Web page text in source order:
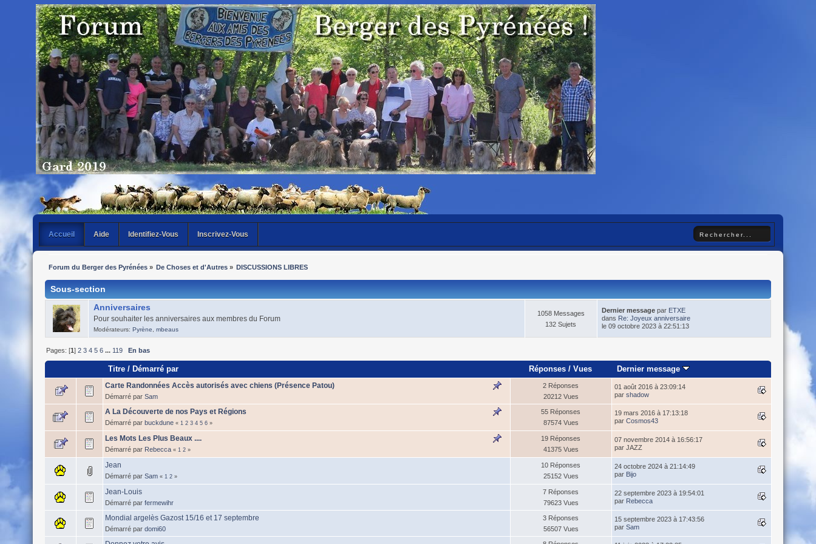
Accueil Aide Identifiez-Vous Inscrivez-Vous
Forum du Berger des Pyrénées» De Choses et d'Autres » DISCUSSIONS LIBRES
Sous-section
Anniversaires
Pour souhaiter les anniversaires aux membres du Forum
Modérateurs:Pyrène,mbeaus
1058 Messages
132 Sujets
Dernier message par ETXE
dans Re: Joyeux anniversaire
le 09 octobre 2023 à 22:51:13
Pages: [1] 2 3 4 5 6 ... 119 En bas
Titre/ Démarré par Réponses /Vues Dernier message
Carte Randonnées Accès autorisés avec chiens (Présence Patou)
Démarré par Sam
2 Réponses
20212 Vues
01 août 2016 à 23:09:14
par shadow
A La Découverte de nos Pays et Régions
Démarré par buckdune « 1 2 3 4 5 6»
55 Réponses
87574 Vues
19 mars 2016 à 17:13:18
par Cosmos43
Les Mots Les Plus Beaux ....
Démarré par Rebecca « 1 2»
19 Réponses
41375 Vues
07 novembre 2014 à 16:56:17
par JAZZ
Jean
Démarré par Sam « 1 2»
10 Réponses
25152 Vues
24 octobre 2024 à 21:14:49
par Bijo
Jean-Louis
Démarré par fermewihr
7 Réponses
79623 Vues
22 septembre 2023 à 19:54:01
par Rebecca
Mondial argelès Gazost 15/16 et 17 septembre
Démarré par domi60
3 Réponses
56507 Vues
15 septembre 2023 à 17:43:56
par Sam